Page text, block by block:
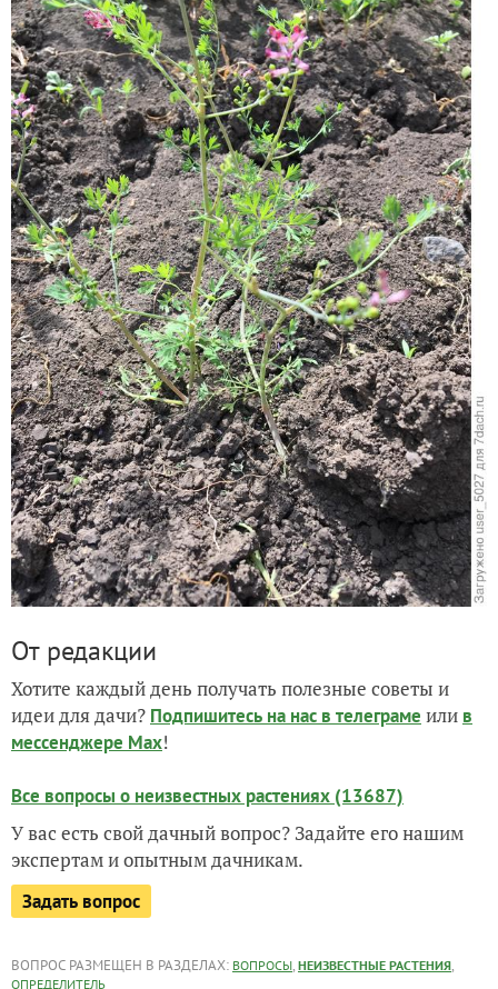
От редакции
Хотите каждый день получать полезные советы и
идеи для дачи? Подпишитесь на нас в телеграме или в
мессенджере Max!
Все вопросы о неизвестных растениях (13687)
У вас есть свой дачный вопрос? Задайте его нашим
экспертам и опытным дачникам.
Задать вопрос
ВОПРОС РАЗМЕЩЕН В РАЗДЕЛАХ: ВОПРОСЫ, НЕИЗВЕСТНЫЕ РАСТЕНИЯ,
ОПРЕДЕЛИТЕЛЬ